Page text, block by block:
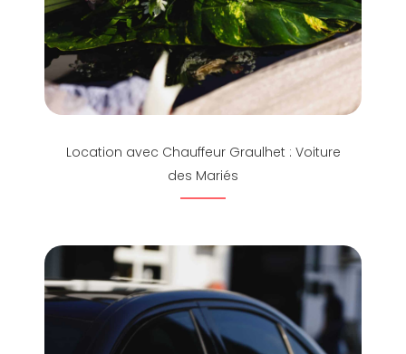
Location avec Chauffeur Graulhet : Voiture
des Mariés